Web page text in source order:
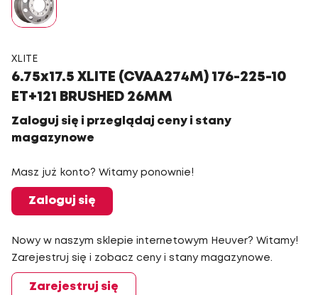
XLITE
6.75x17.5 XLITE (CVAA274M) 176-225-10
ET+121 BRUSHED 26MM
Zaloguj się i przeglądaj ceny i stany
magazynowe
Masz już konto? Witamy ponownie!
Zaloguj się
Nowy w naszym sklepie internetowym Heuver? Witamy!
Zarejestruj się i zobacz ceny i stany magazynowe.
Zarejestruj się